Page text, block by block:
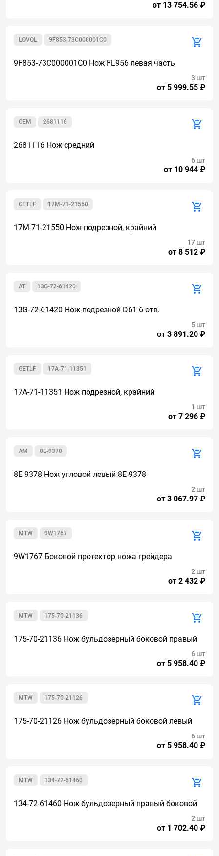
от 13 754.56 ₽
9F853-73C000001C0
LOVOL
9F853-73C000001C0 Нож FL956 левая часть
от 5 999.55 ₽
3 шт
2681116
OEM
2681116 Нож средний
от 10 944 ₽
6 шт
17M-71-21550
GETLF
17M-71-21550 Нож подрезной, крайний
от 8 512 ₽
17 шт
13G-72-61420
AT
13G-72-61420 Нож подрезной D61 6 отв.
от 3 891.20 ₽
5 шт
17A-71-11351
GETLF
17A-71-11351 Нож подрезной, крайний
от 7 296 ₽
1 шт
8E-9378
AM
8E-9378 Нож угловой левый 8E-9378
от 3 067.97 ₽
2 шт
9W1767
MTW
9W1767 Боковой протектор ножа грейдера
от 2 432 ₽
2 шт
175-70-21136
MTW
175-70-21136 Нож бульдозерный боковой правый
от 5 958.40 ₽
6 шт
175-70-21126
MTW
175-70-21126 Нож бульдозерный боковой левый
от 5 958.40 ₽
6 шт
134-72-61460
MTW
134-72-61460 Нож бульдозерный правый боковой
от 1 702.40 ₽
2 шт